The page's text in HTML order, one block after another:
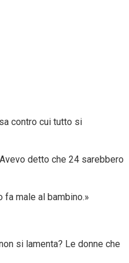
contro cui tutto si
detto che 24 sarebbero
male al bambino.»
si lamenta? Le donne che